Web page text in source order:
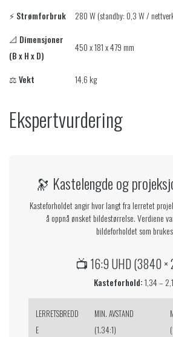
⚡ Strømforbruk
280 W (standby: 0,3 W /
📐 Dimensjoner
(B x H x D)
450 x 181 x 479 mm
⚖️ Vekt 14,6 kg
Ekspertvurdering
🔭 Kastelengde og
Kasteforholdet angir hvor langt fra lerretet
å oppnå ønsket bildestørrelse. Verdiene
bildeforholdet som
📺 16:9 UHD (3840 ×
Kasteforhold:1,34 –
LERRETSBREDD
E
MIN. AVSTAND
(1.34:1)